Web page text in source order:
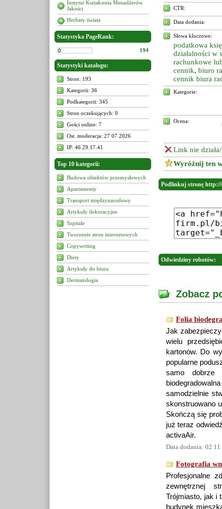
Instytut Kształcenia Menadżerów
Jakości
Herbaty świata
Statystyka PageRank:
194
Statystyki katalogu:
Stron: 193
Kategorii: 36
Podkategorii: 345
Stron oczekujących: 0
Gości online: 7
Ost. moderacja: 27 07 2026
IP: 46.29.17.41
Top 10 kategorii:
Budowa obiektów przemysłowych
Apartamenty
Transport międzynarodowy
Artykuły dekoracyjne
Szpitale
Tworzenie stron internetowych
Copywriting
Diety
Artykuły do biura
Dermatologia
CTR:
Data dodania:
Słowa kluczowe:
podatkowa
działalności w
rachunkowe
cennik, biuro
cennik biura
Kategorie:
Ocena:
Link nie
Wyróżnij ten
Podlinkuj stronę
Odwiedziny robotów:
Zobacz
Folia
Jak
wielu
kartonów. Do
popularne
samo dobrze
samodzielnie
skonstruowano
Skończą się
już teraz
activaAir.
Data dodania: 02
Fotografia
Profesjonalne
zewnętrznej
Trójmiasto, jak i
budynek